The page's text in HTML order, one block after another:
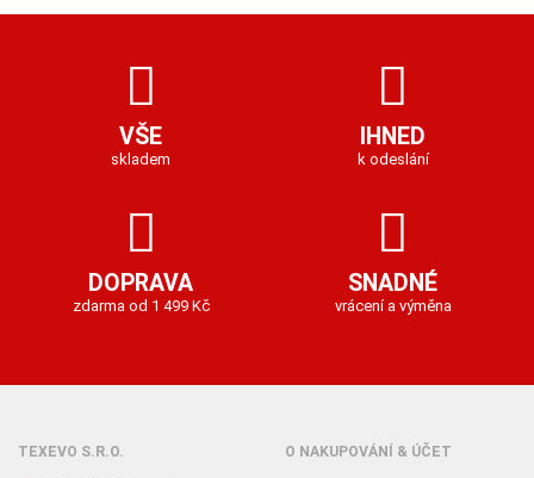
VŠE
skladem
IHNED
k odeslání
DOPRAVA
zdarma od 1 499 Kč
SNADNÉ
vrácení a výměna
TEXEVO S.R.O. O NAKUPOVÁNÍ & ÚČET